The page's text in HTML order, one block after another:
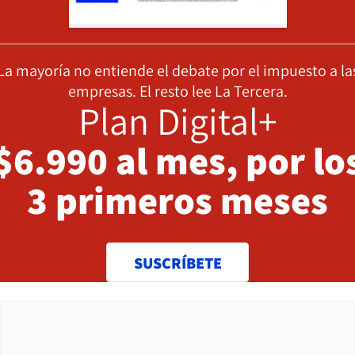
mayoría no entiende el debate por el impuesto a
empresas. El resto lee La Tercera.
Plan Digital+
al mes, por
3 primeros meses
SUSCRÍBETE